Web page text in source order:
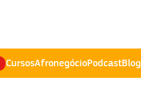
CursosAfronegócioPodcastBlog